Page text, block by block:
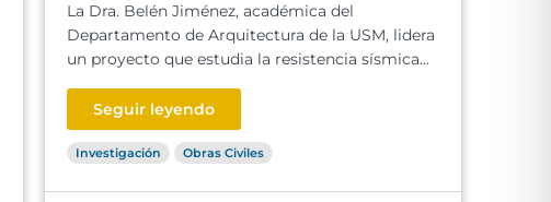
La Dra. Belén Jiménez, académica del
Departamento de Arquitectura de la USM, lidera
un proyecto que estudia la resistencia sísmica...
Seguir leyendo
Investigación Obras Civiles